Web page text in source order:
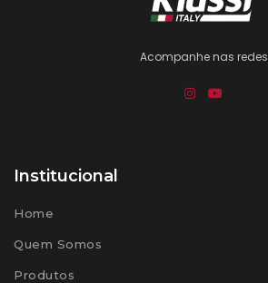
Acompanhe nas redes
Institucional
Home
Quem Somos
Produtos